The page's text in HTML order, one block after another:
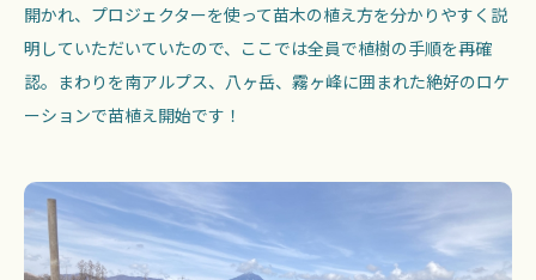
開かれ、プロジェクターを使って苗木の植え方を分かりやすく説
明していただいていたので、ここでは全員で植樹の手順を再確
認。まわりを南アルプス、八ヶ岳、霧ヶ峰に囲まれた絶好のロケ
ーションで苗植え開始です！